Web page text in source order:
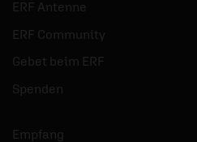
ERF Antenne
ERF Community
Gebet beim ERF
Spenden
Empfang